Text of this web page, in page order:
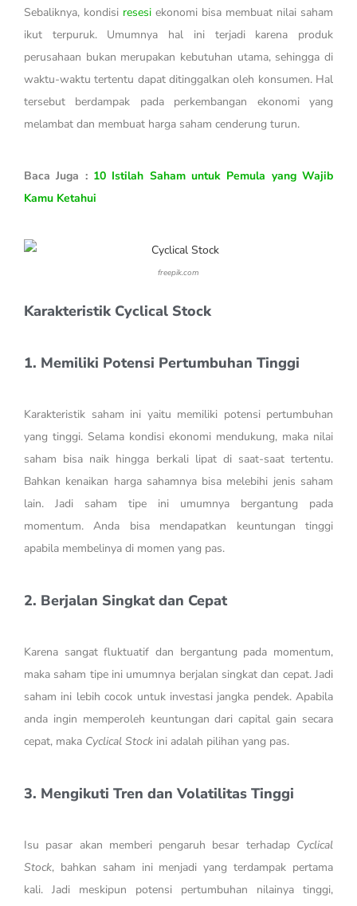
Sebaliknya, kondisi resesi ekonomi bisa membuat nilai saham
ikut terpuruk. Umumnya hal ini terjadi karena produk
perusahaan bukan merupakan kebutuhan utama, sehingga di
waktu-waktu tertentu dapat ditinggalkan oleh konsumen. Hal
tersebut berdampak pada perkembangan ekonomi yang
melambat dan membuat harga saham cenderung turun.
Baca Juga : 10 Istilah Saham untuk Pemula yang Wajib
Kamu Ketahui
freepik.com
Karakteristik Cyclical Stock
1. Memiliki Potensi Pertumbuhan Tinggi
Karakteristik saham ini yaitu memiliki potensi pertumbuhan
yang tinggi. Selama kondisi ekonomi mendukung, maka nilai
saham bisa naik hingga berkali lipat di saat-saat tertentu.
Bahkan kenaikan harga sahamnya bisa melebihi jenis saham
lain. Jadi saham tipe ini umumnya bergantung pada
momentum. Anda bisa mendapatkan keuntungan tinggi
apabila membelinya di momen yang pas.
2. Berjalan Singkat dan Cepat
Karena sangat fluktuatif dan bergantung pada momentum,
maka saham tipe ini umumnya berjalan singkat dan cepat. Jadi
saham ini lebih cocok untuk investasi jangka pendek. Apabila
anda ingin memperoleh keuntungan dari capital gain secara
cepat, maka Cyclical Stock ini adalah pilihan yang pas.
3. Mengikuti Tren dan Volatilitas Tinggi
Isu pasar akan memberi pengaruh besar terhadap Cyclical
Stock, bahkan saham ini menjadi yang terdampak pertama
kali. Jadi meskipun potensi pertumbuhan nilainya tinggi,